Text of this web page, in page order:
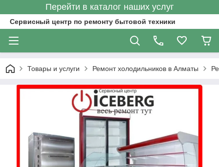
Перейти в каталог наших услуг
Сервисный центр по ремонту бытовой техники
Товары и услуги Ремонт холодильников в Алматы